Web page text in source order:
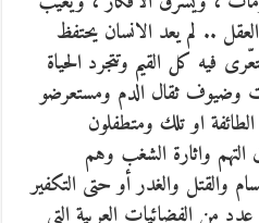
.. لم يعد الانسان يحتفظ
فيه كل القيم وتتجرد الحياة
وضيوف ثقال الدم ومستعرضو
او تلك ومتطفلون
واثارة الشغب وهم
والقتل والغدر أو حتى التكفير